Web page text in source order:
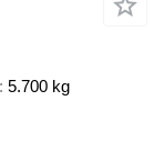
5.700 kg